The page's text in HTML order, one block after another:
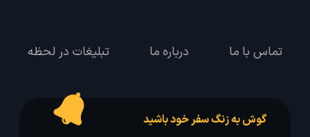
تماس با ما درباره ما تبلیغات در لحظه
گوش به زنگ سفر خود باشید